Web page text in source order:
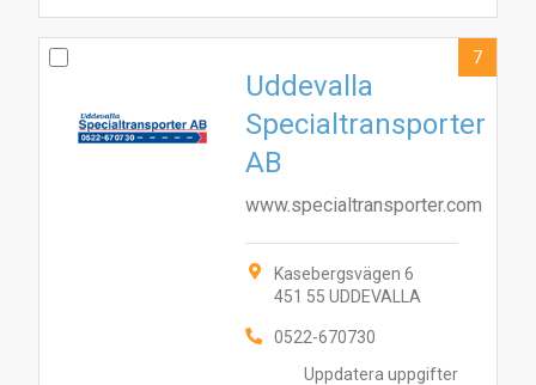
Uppdatera uppgifter
Uddevalla
Specialtransporter
AB
www.specialtransporter.com
Kasebergsvägen 6
451 55 UDDEVALLA
0522-670730
7